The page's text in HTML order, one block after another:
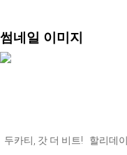
썸네일 이미지
두카티, 갓 더 비트! 할리데